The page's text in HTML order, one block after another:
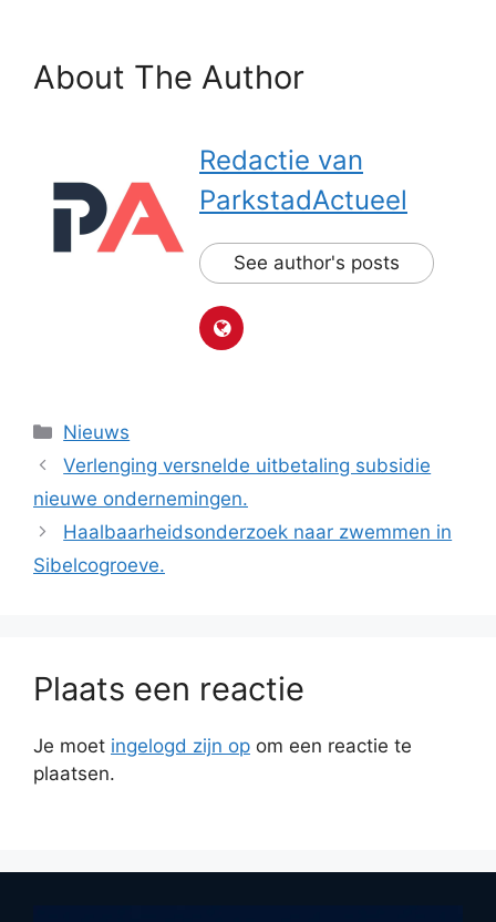
About The Author
Redactie van
ParkstadActueel
See author's posts
Categorieën
Nieuws
Verlenging versnelde uitbetaling subsidie
nieuwe ondernemingen.
Haalbaarheidsonderzoek naar zwemmen in
Sibelcogroeve.
Plaats een reactie
Je moet ingelogd zijn op om een reactie te
plaatsen.